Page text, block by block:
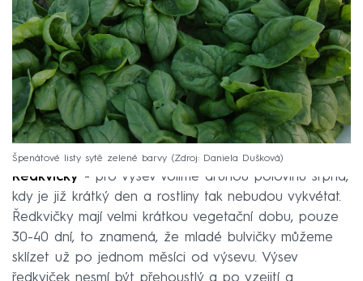
Špenátové listy sytě zelené barvy Zdroj: Daniela Dušková
Ředkvičky - pro výsev volíme druhou polovinu srpna,
kdy je již krátký den a rostliny tak nebudou vykvétat.
Ředkvičky mají velmi krátkou vegetační dobu, pouze
30-40 dní, to znamená, že mladé bulvičky můžeme
sklízet už po jednom měsíci od výsevu. Výsev
ředkviček nesmí být přehoustlý a po vzejití a